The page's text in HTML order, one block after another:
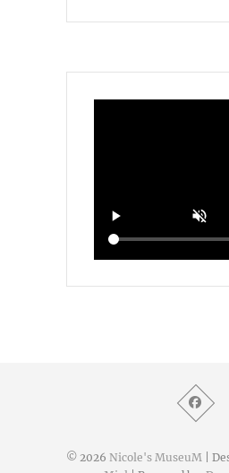
© 2026 Nicole's MuseuM |